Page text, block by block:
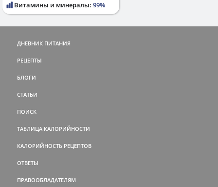
Витамины и минералы: 99%
ДНЕВНИК ПИТАНИЯ
РЕЦЕПТЫ
БЛОГИ
СТАТЬИ
ПОИСК
ТАБЛИЦА КАЛОРИЙНОСТИ
КАЛОРИЙНОСТЬ РЕЦЕПТОВ
ОТВЕТЫ
ПРАВООБЛАДАТЕЛЯМ